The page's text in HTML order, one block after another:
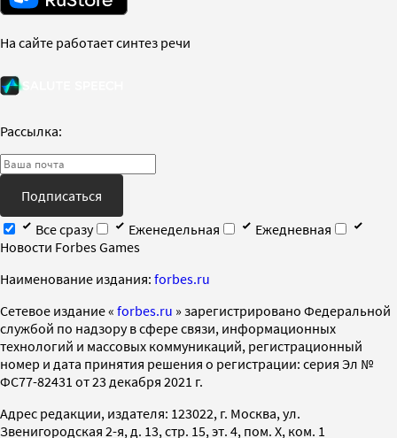
На сайте работает синтез речи
Рассылка:
Подписаться
Все сразу
Еженедельная
Ежедневная
Новости Forbes Games
Наименование издания: forbes.ru
Cетевое издание « forbes.ru » зарегистрировано Федеральной
службой по надзору в сфере связи, информационных
технологий и массовых коммуникаций, регистрационный
номер и дата принятия решения о регистрации: серия Эл №
ФС77-82431 от 23 декабря 2021 г.
Адрес редакции, издателя: 123022, г. Москва, ул.
Звенигородская 2-я, д. 13, стр. 15, эт. 4, пом. X, ком. 1